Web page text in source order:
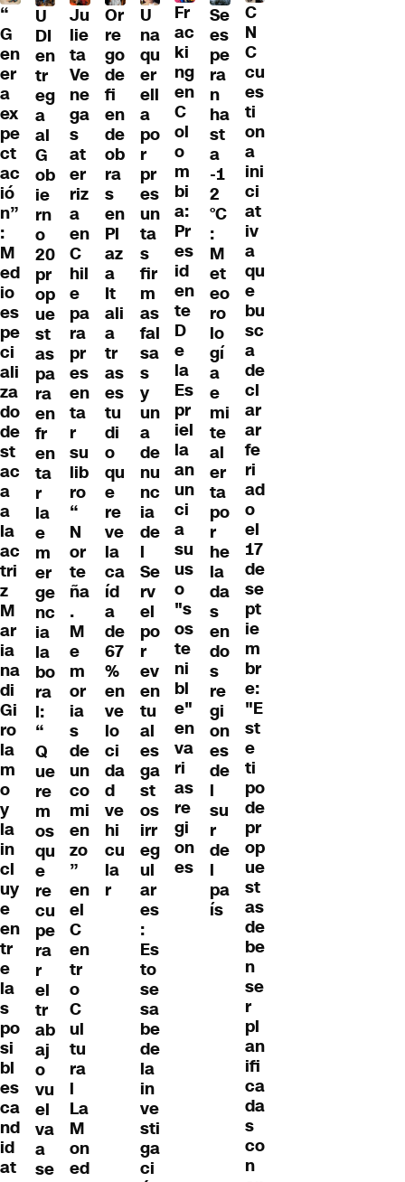
“
G
en
er
a
ex
pe
ct
ac
ió
n”
:
M
ed
io
es
pe
ci
ali
za
do
de
st
ac
a
a
la
ac
tri
z
M
ar
ia
na
di
Gi
ro
la
m
o
y
la
in
cl
uy
e
en
tr
e
la
s
po
si
bl
es
ca
nd
id
at
U
DI
en
tr
eg
a
al
G
ob
ie
rn
o
20
pr
op
ue
st
as
pa
ra
en
fr
en
ta
r
la
e
m
er
ge
nc
ia
la
bo
ra
l:
“
Q
ue
re
m
os
qu
e
re
cu
pe
ra
r
el
tr
ab
aj
o
vu
el
va
a
se
Ju
lie
ta
Ve
ne
ga
s
at
er
riz
a
en
C
hil
e
pa
ra
pr
es
en
ta
r
su
lib
ro
“
N
or
te
ña
.
M
e
m
or
ia
s
de
un
co
mi
en
zo
”
en
el
C
en
tr
o
C
ul
tu
ra
l
La
M
on
ed
Or
re
go
de
fi
en
de
ob
ra
s
en
Pl
az
a
It
ali
a
tr
as
es
tu
di
o
qu
e
re
ve
la
ca
íd
a
de
67
%
en
ve
lo
ci
da
d
ve
hi
cu
la
r
U
na
qu
er
ell
a
po
r
pr
es
un
ta
s
fir
m
as
fal
sa
s
y
un
a
de
nu
nc
ia
de
l
Se
rv
el
po
r
ev
en
tu
al
es
ga
st
os
irr
eg
ul
ar
es
:
Es
to
se
sa
be
de
la
in
ve
sti
ga
ci
Fr
ac
ki
ng
en
C
ol
o
m
bi
a:
Pr
es
id
en
te
D
e
la
Es
pr
iel
la
an
un
ci
a
su
us
o
"s
os
te
ni
bl
e"
en
va
ri
as
re
gi
on
es
Se
es
pe
ra
n
ha
st
a
-1
2
°C
:
M
et
eo
ro
lo
gí
a
e
mi
te
al
er
ta
po
r
he
la
da
s
en
do
s
re
gi
on
es
de
l
su
r
de
l
pa
ís
C
N
C
cu
es
ti
on
a
ini
ci
at
iv
a
qu
e
bu
sc
a
de
cl
ar
ar
fe
ri
ad
o
el
17
de
se
pt
ie
m
br
e:
"E
st
e
ti
po
de
pr
op
ue
st
as
de
be
n
se
r
pl
an
ifi
ca
da
s
co
n